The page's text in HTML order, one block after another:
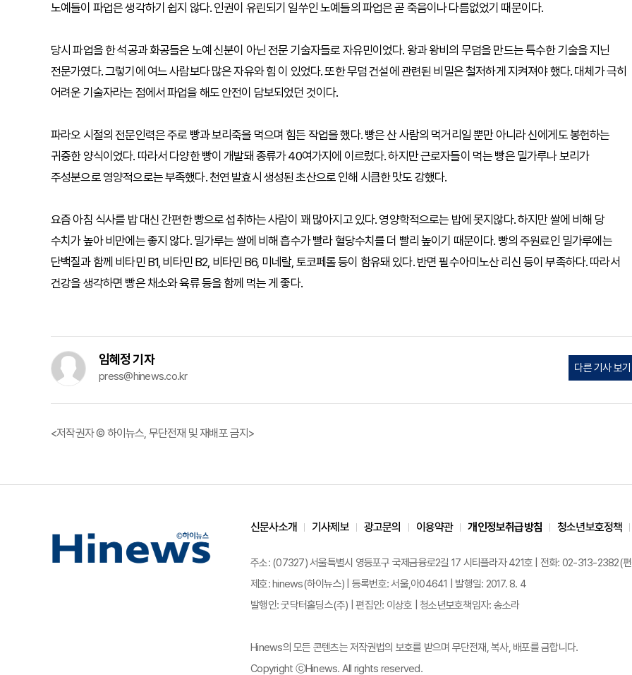
노예들이 파업은 생각하기 쉽지 않다. 인권이 유린되기 일쑤인 노예들의 파업은 곧 죽음이나 다름없었기 때문이다.
당시 파업을 한 석공과 화공들은 노예 신분이 아닌 전문 기술자들로 자유민이었다. 왕과 왕비의 무덤을 만드는 특수한 기술을 지닌
전문가였다. 그렇기에 여느 사람보다 많은 자유와 힘 이 있었다. 또한 무덤 건설에 관련된 비밀은 철저하게 지켜져야 했다. 대체가 극히
어려운 기술자라는 점에서 파업을 해도 안전이 담보되었던 것이다.
파라오 시절의 전문인력은 주로 빵과 보리죽을 먹으며 힘든 작업을 했다. 빵은 산 사람의 먹거리일 뿐만 아니라 신에게도 봉헌하는
귀중한 양식이었다. 따라서 다양한 빵이 개발돼 종류가 40여가지에 이르렀다. 하지만 근로자들이 먹는 빵은 밀가루나 보리가
주성분으로 영양적으로는 부족했다. 천연 발효시 생성된 초산으로 인해 시큼한 맛도 강했다.
요즘 아침 식사를 밥 대신 간편한 빵으로 섭취하는 사람이 꽤 많아지고 있다. 영양학적으로는 밥에 못지않다. 하지만 쌀에 비해 당
수치가 높아 비만에는 좋지 않다. 밀가루는 쌀에 비해 흡수가 빨라 혈당수치를 더 빨리 높이기 때문이다. 빵의 주원료인 밀가루에는
단백질과 함께 비타민 B1, 비타민 B2, 비타민 B6, 미네랄, 토코페롤 등이 함유돼 있다. 반면 필수아미노산 리신 등이 부족하다. 따라서
건강을 생각하면 빵은 채소와 육류 등을 함께 먹는 게 좋다.
임혜정 기자
press@hinews.co.kr
다른 기사 보기
<저작권자 © 하이뉴스, 무단전재 및 재배포 금지>
신문사소개 기사제보 광고문의 이용약관 개인정보취급방침 청소년보호정책
주소: (07327) 서울특별시 영등포구 국제금융로2길 17 시티플라자 421호 | 전화: 02-313-
제호: hinews(하이뉴스) | 등록번호: 서울,아04641 | 발행일: 2017. 8. 4
발행인: 굿닥터홀딩스(주) | 편집인: 이상호 | 청소년보호책임자: 송소라
Hinews의 모든 콘텐츠는 저작권법의 보호를 받으며 무단전재, 복사, 배포를 금합니다.
Copyright ⓒHinews. All rights reserved.